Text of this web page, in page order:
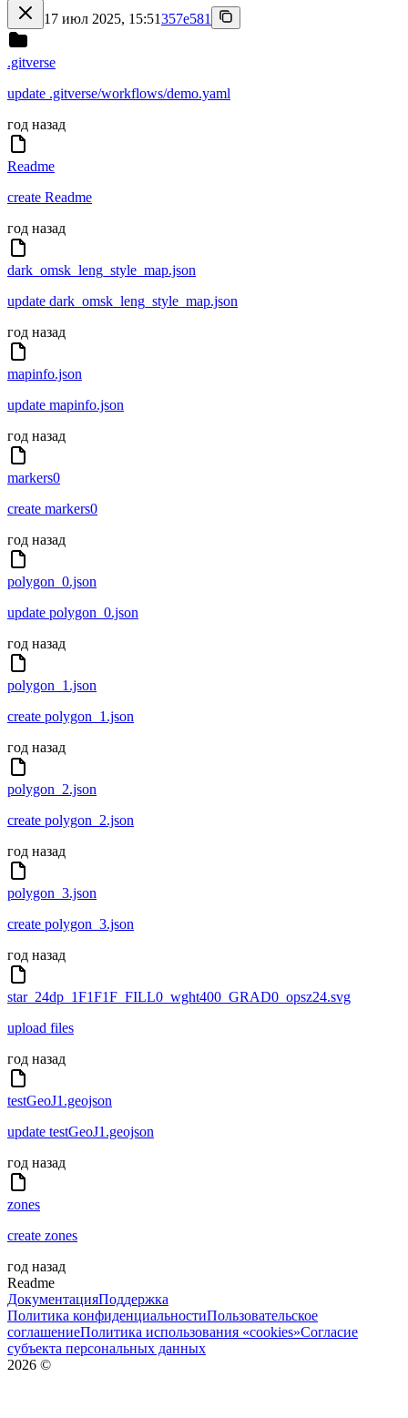
17 июл 2025, 15:51357e581
.gitverse
update .gitverse/workflows/demo.yaml
год назад
Readme
create Readme
год назад
dark_omsk_leng_style_map.json
update dark_omsk_leng_style_map.json
год назад
mapinfo.json
update mapinfo.json
год назад
markers0
create markers0
год назад
polygon_0.json
update polygon_0.json
год назад
polygon_1.json
create polygon_1.json
год назад
polygon_2.json
create polygon_2.json
год назад
polygon_3.json
create polygon_3.json
год назад
star_24dp_1F1F1F_FILL0_wght400_GRAD0_opsz24.svg
upload files
год назад
testGeoJ1.geojson
update testGeoJ1.geojson
год назад
zones
create zones
год назад
Readme
ДокументацияПоддержка
Политика конфиденциальностиПользовательское
соглашениеПолитика использования «cookies»Согласие
субъекта персональных данных
2026 ©